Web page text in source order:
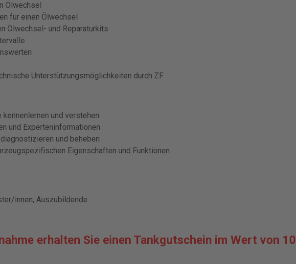
Ölwechsel
für einen Ölwechsel
Ölwechsel- und Reparaturkits
Unterstützungsmöglichkeiten durch ZF
und verstehen
und Experteninformationen
und beheben
Eigenschaften und Funktionen
innen, Auszubildende
erhalten Sie einen Tankgutschein im Wert von 10